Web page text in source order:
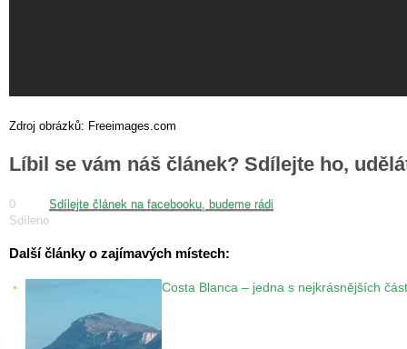
Zdroj obrázků: Freeimages.com
Líbil se vám náš článek? Sdílejte ho,
0
Sdíleno
Sdílejte článek na facebooku, budeme rádi
Další články o zajímavých místech:
Costa Blanca – jedna s nejkrásnějších